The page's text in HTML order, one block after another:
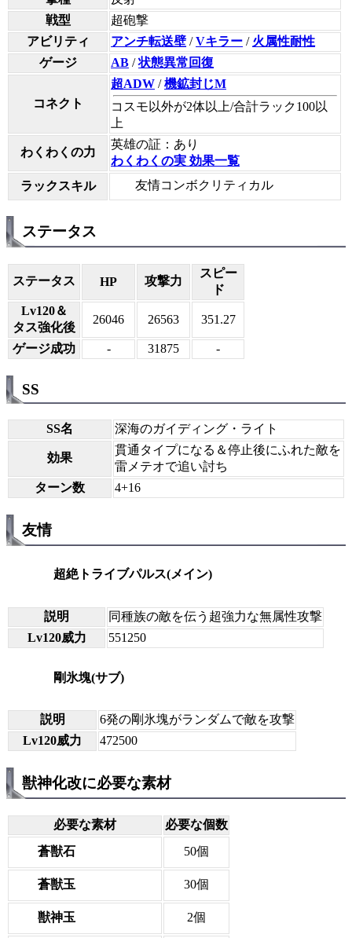
戦型
超砲撃
アビリティ
アンチ転送壁 /Vキラー / 火属性耐性
ゲージ
AB /状態異常回復
コネクト
超ADW /機鉱封じM
コスモ以外が2体以上/合計ラック100以
上
わくわくの力
英雄の証：あり
わくわくの実 効果一覧
ラックスキル
友情コンボクリティカル
ステータス
ステータス HP 攻撃力
スピー
ド
Lv120＆
タス強化後
26046 26563 351.27
ゲージ成功 - 31875 -
SS
SS名 深海のガイディング・ライト
効果
貫通タイプになる＆停止後にふれた敵を
雷メテオで追い討ち
ターン数
4+16
友情
超絶トライブパルス(メイン)
説明
同種族の敵を伝う超強力な無属性攻撃
Lv120威力
551250
剛氷塊(サブ)
説明
6発の剛氷塊がランダムで敵を攻撃
Lv120威力
472500
獣神化改に必要な素材
必要な素材
必要な個数
蒼獣石
50個
蒼獣玉 30個
獣神玉 2個